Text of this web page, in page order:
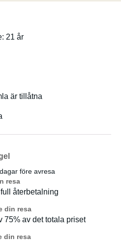
21 år
är tillåtna
före avresa
resa
återbetalning
din resa
75% av det totala priset
din resa